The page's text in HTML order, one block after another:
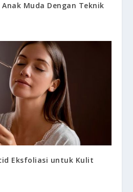
Muda Dengan Teknik
Eksfoliasi untuk Kulit